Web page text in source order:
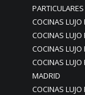
COCINAS
COCINAS
COCINAS
COCINAS
MADRID
COCINAS